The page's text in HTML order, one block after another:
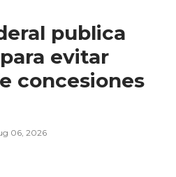
publica
evitar
concesiones
06, 2026